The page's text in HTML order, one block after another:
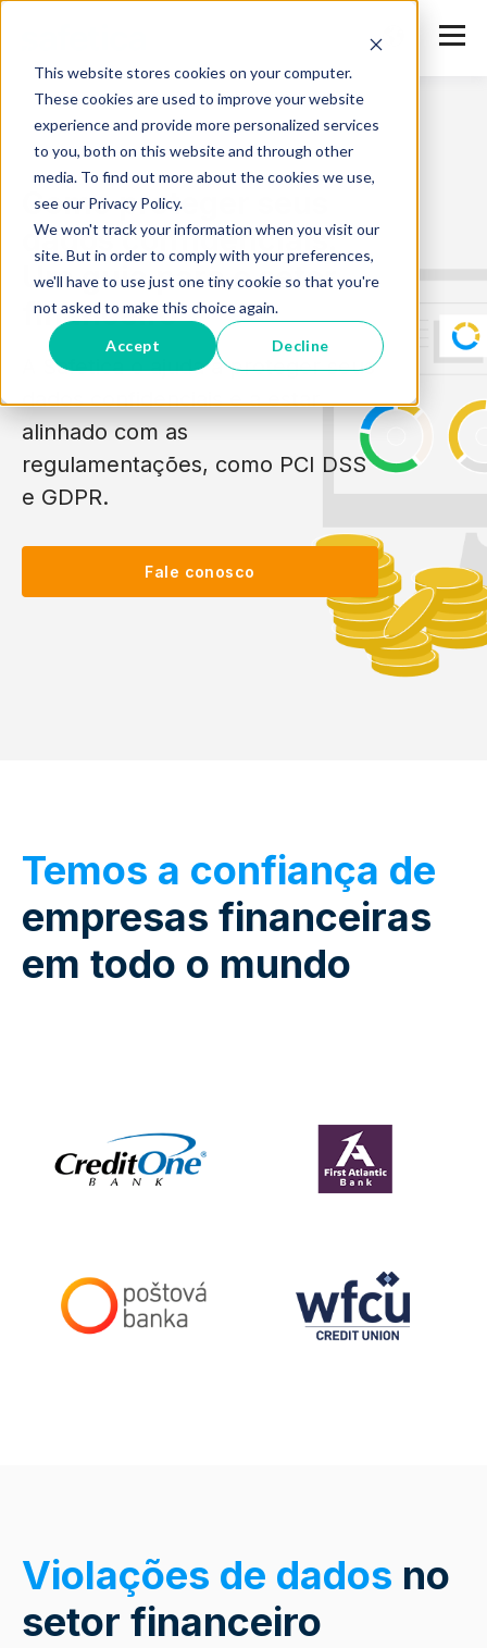
This website stores cookies on your computer.
These cookies are used to improve your website
experience and provide more personalized services
to you, both on this website and through other
media. To find out more about the cookies we use,
see our Privacy Policy.
We won't track your information when you visit our
site. But in order to comply with your preferences,
we'll have to use just one tiny cookie so that you're
not asked to make this choice again.
Accept Decline
Como proteger seus
dados confidenciais:
Um guia para o setor
financeiro
A Safetica o ajuda a proteger seus
dados confidenciais e a estar
alinhado com as
regulamentações, como PCI DSS
e GDPR.
Fale conosco
Temos a confiança de
empresas financeiras
em todo o mundo
Violações de dados no
setor financeiro